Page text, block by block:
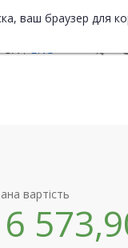
ваш браузер для
UA
ENG
вартість